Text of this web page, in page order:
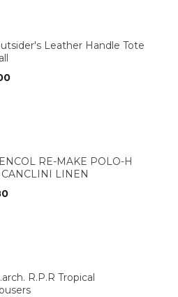
Leather Handle Tote
RE-MAKE POLO-H
CANCLINI LINEN
R.P.R Tropical